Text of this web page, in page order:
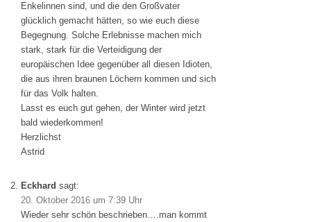
Enkelinnen sind, und die den Großvater
glücklich gemacht hätten, so wie euch diese
Begegnung. Solche Erlebnisse machen mich
stark, stark für die Verteidigung der
europäischen Idee gegenüber all diesen Idioten,
die aus ihren braunen Löchern kommen und sich
für das Volk halten.
Lasst es euch gut gehen, der Winter wird jetzt
bald wiederkommen!
Herzlichst
Astrid
Eckhard sagt:
20. Oktober 2016 um 7:39 Uhr
Wieder sehr schön beschrieben….man kommt